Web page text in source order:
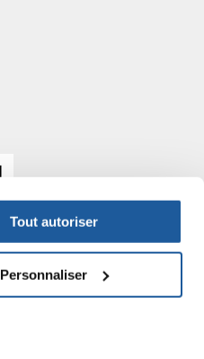
Tout autoriser
Personnaliser